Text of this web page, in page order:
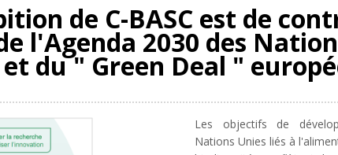
de C-BASC est de
l'Agenda 2030 des
du " Green Deal "
Les objectifs de
Nations Unies liés à